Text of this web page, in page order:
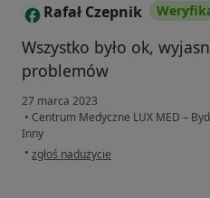
R Rafał Czepnik
Wszystko było ok,
problemów
27 marca 2023
• Centrum Medyczne LUX MED –
Inny
• w opinii użytkownika Rafał Czepnik
zgłoś nadużycie